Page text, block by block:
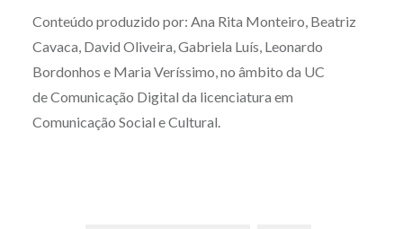
Conteúdo produzido por: Ana Rita Monteiro, Beatriz
Cavaca, David Oliveira, Gabriela Luís, Leonardo
Bordonhos e Maria Veríssimo, no âmbito da UC
de Comunicação Digital da licenciatura em
Comunicação Social e Cultural.